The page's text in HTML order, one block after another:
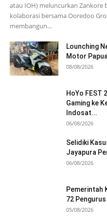
atau IOH) meluncurkan Zankore
kolaborasi bersama Ooredoo
membangun...
Lounching
Motor
08/08/2026
HoYo FEST
Gaming ke
Indosat...
06/08/2026
Selidiki
Jayapura
06/08/2026
Pemerintah
72
05/08/2026